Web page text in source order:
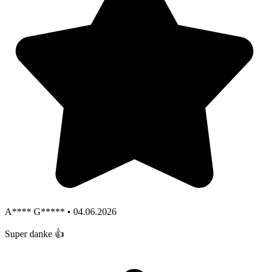
A**** G***** • 04.06.2026
Super danke 👍